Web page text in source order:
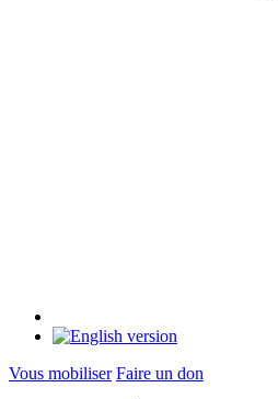
Vous mobiliser Faire un don